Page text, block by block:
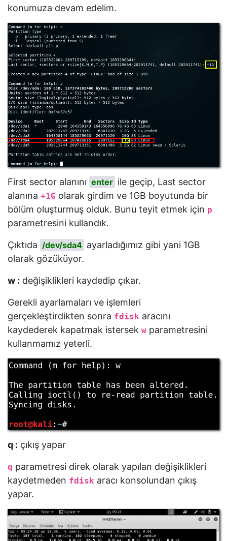
konumuza devam edelim.
First sector alanını enter ile geçip, Last sector
alanına +1G olarak girdim ve 1GB boyutunda bir
bölüm oluşturmuş olduk. Bunu teyit etmek için p
parametresini kullandık.
Çıktıda /dev/sda4 ayarladığımız gibi yani 1GB
olarak gözüküyor.
w : değişiklikleri kaydedip çıkar.
Gerekli ayarlamaları ve işlemleri
gerçekleştirdikten sonra fdisk aracını
kaydederek kapatmak istersek w parametresini
kullanmamız yeterli.
q : çıkış yapar
q parametresi direk olarak yapılan değişiklikleri
kaydetmeden fdisk aracı konsolundan çıkış
yapar.